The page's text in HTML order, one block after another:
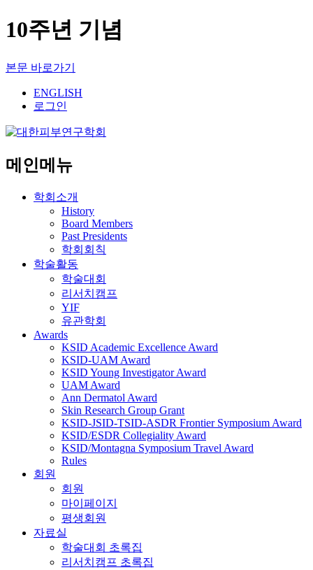
10주년 기념
본문 바로가기
ENGLISH
로그인
메인메뉴
학회소개
History
Board Members
Past Presidents
학회회칙
학술활동
학술대회
리서치캠프
YIF
유관학회
Awards
KSID Academic Excellence Award
KSID-UAM Award
KSID Young Investigator Award
UAM Award
Ann Dermatol Award
Skin Research Group Grant
KSID-JSID-TSID-ASDR Frontier Symposium Award
KSID/ESDR Collegiality Award
KSID/Montagna Symposium Travel Award
Rules
회원
회원
마이페이지
평생회원
자료실
학술대회 초록집
리서치캠프 초록집